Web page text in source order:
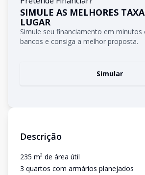
SIMULE AS MELHORES
LUGAR
Simule seu financiamento em
bancos e consiga a melhor proposta.
Simular
Descrição
235 m² de área útil
3 quartos com armários planejados